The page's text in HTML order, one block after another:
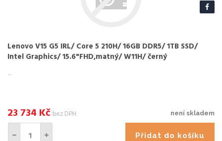
Lenovo V15 G5 IRL/ Core 5 210H/ 16GB DDR5/ 1TB SSD/
Intel Graphics/ 15.6"FHD,matný/ W11H/ černý
není skladem
23 734 Kč bez DPH
Přidat do košíku